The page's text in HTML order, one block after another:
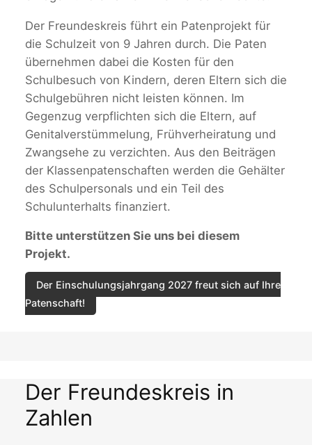
Der Freundeskreis führt ein Patenprojekt für
die Schulzeit von 9 Jahren durch. Die Paten
übernehmen dabei die Kosten für den
Schulbesuch von Kindern, deren Eltern sich die
Schulgebühren nicht leisten können. Im
Gegenzug verpflichten sich die Eltern, auf
Genitalverstümmelung, Frühverheiratung und
Zwangsehe zu verzichten. Aus den Beiträgen
der Klassenpatenschaften werden die Gehälter
des Schulpersonals und ein Teil des
Schulunterhalts finanziert.
Bitte unterstützen Sie uns bei diesem
Projekt.
Der Einschulungsjahrgang 2027 freut sich auf Ihre
Patenschaft!
Der Freundeskreis in
Zahlen